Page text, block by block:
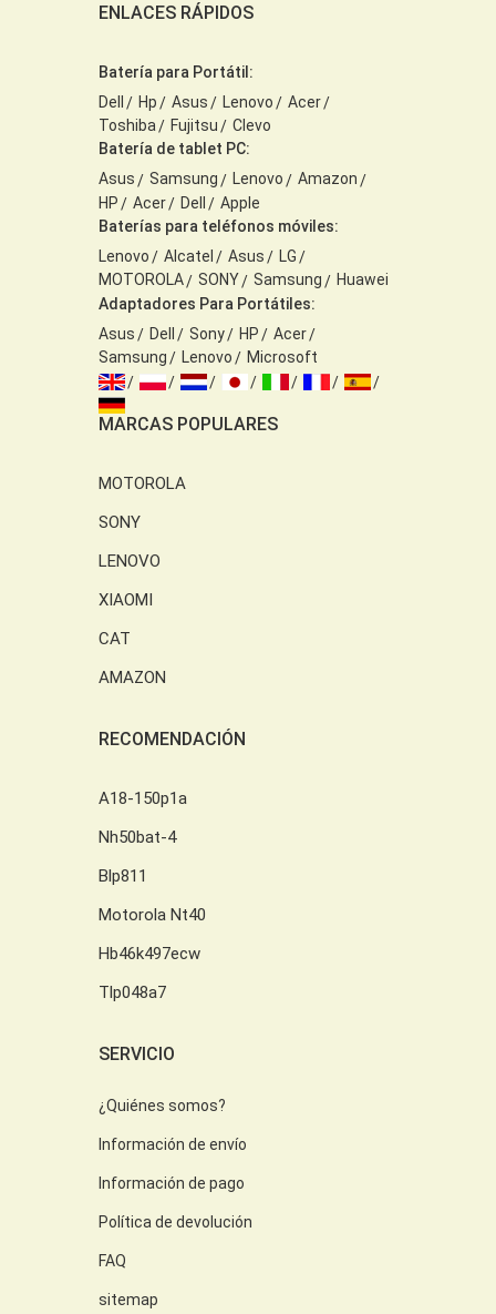
ENLACES RÁPIDOS
Batería para Portátil:
Dell
Hp Asus Lenovo
Acer
Toshiba
Fujitsu
Clevo
Batería de tablet PC:
Asus
Samsung Lenovo
Amazon
HP
Acer Dell
Apple
Baterías para teléfonos móviles:
Lenovo
Alcatel Asus
LG
MOTOROLA
SONY Samsung
Huawei
Adaptadores Para Portátiles:
Asus
Dell Sony HP
Acer
Samsung
Lenovo Microsoft
MARCAS POPULARES
MOTOROLA
SONY
LENOVO
XIAOMI
CAT
AMAZON
RECOMENDACIÓN
A18-150p1a
Nh50bat-4
Blp811
Motorola Nt40
Hb46k497ecw
Tlp048a7
SERVICIO
¿Quiénes somos?
Información de envío
Información de pago
Política de devolución
FAQ
sitemap